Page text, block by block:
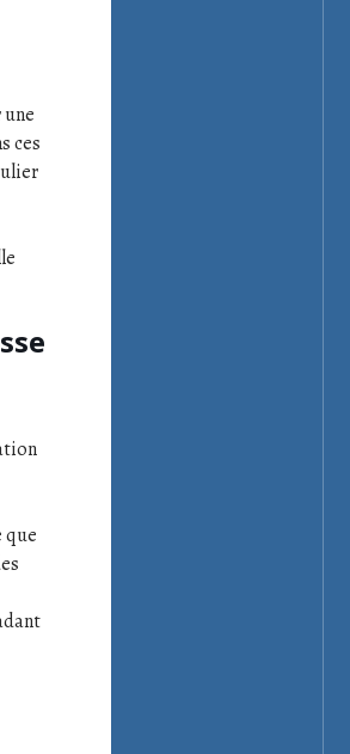
ces
que